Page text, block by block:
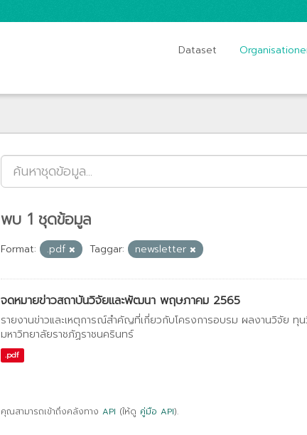
Dataset
พบ 1 ชุดข้อมูล
Format: .pdf Taggar: newsletter
จดหมายข่าวสถาบันวิจัยและพัฒนา พฤษภาคม 2565
รายงานข่าวและเหตุการณ์สำคัญที่เกี่ยวกับโครงการอบรม ผลงานวิจัย
มหาวิทยาลัยราชภัฏราชนครินทร์
.pdf
คุณสามารถเข้าถึงคลังทาง API (ให้ดู คู่มือ API).